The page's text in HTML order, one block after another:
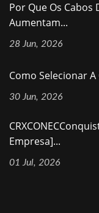
Por Que Os Cabos
Aumentam...
28 Jun, 2026
Como Selecionar A
30 Jun, 2026
Empresa]...
01 Jul, 2026